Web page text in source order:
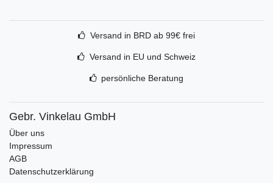
Versand in BRD ab 99€ frei
Versand in EU und Schweiz
persönliche Beratung
Gebr. Vinkelau GmbH
Über uns
Impressum
AGB
Datenschutzerklärung